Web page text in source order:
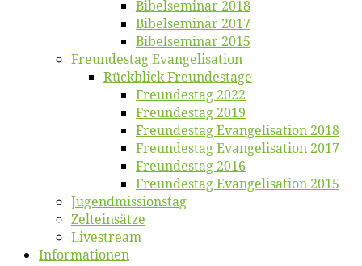
Bi­bel­se­mi­nar 2018
Bibelsemi­nar 2017
Bibelsemi­nar 2015
Freun­des­tag Evangelisation
Rück­blick Freundestage
Freun­des­tag 2022
Freun­des­tag 2019
Freun­des­tag Evan­ge­li­sa­ti­on 2018
Freun­des­tag Evan­ge­li­sa­ti­on 2017
Freun­des­tag 2016
Freun­des­tag Evan­ge­li­sa­ti­on 2015
Jugend­mis­sions­tag
Zelt­ein­sät­ze
Live­stream
Informatio­nen